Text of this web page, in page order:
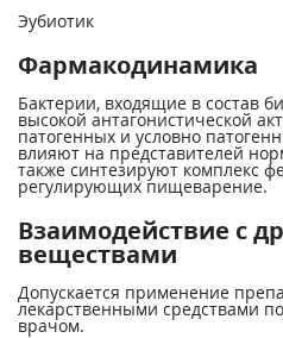
Эубиотик
Фармакодинамика
Бактерии, входящие в состав
высокой антагонистической
патогенных и условно
влияют на представителей
также синтезируют комплекс
регулирующих пищеварение.
Взаимодействие с
веществами
Допускается применение
лекарственными средствами
врачом.